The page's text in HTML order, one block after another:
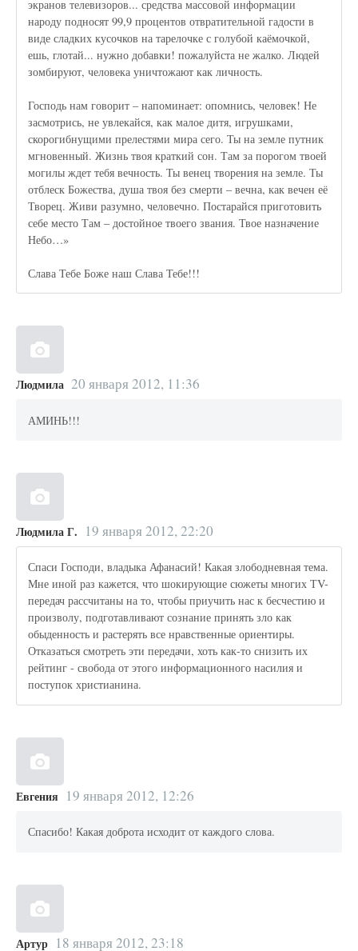
экранов телевизоров... средства массовой информации
народу подносят 99,9 процентов отвратительной гадости в
виде сладких кусочков на тарелочке с голубой каёмочкой,
ешь, глотай... нужно добавки! пожалуйста не жалко. Людей
зомбируют, человека уничтожают как личность.
Господь нам говорит – напоминает: опомнись, человек! Не
засмотрись, не увлекайся, как малое дитя, игрушками,
скорогибнущими прелестями мира сего. Ты на земле путник
мгновенный. Жизнь твоя краткий сон. Там за порогом твоей
могилы ждет тебя вечность. Ты венец творения на земле. Ты
отблеск Божества, душа твоя без смерти – вечна, как вечен её
Творец. Живи разумно, человечно. Постарайся приготовить
себе место Там – достойное твоего звания. Твое назначение
Небо…»
Слава Тебе Боже наш Слава Тебе!!!
Людмила 20 января 2012, 11:36
АМИНЬ!!!
Людмила Г. 19 января 2012, 22:20
Спаси Господи, владыка Афанасий! Какая злободневная тема.
Мне иной раз кажется, что шокирующие сюжеты многих ТV-
передач рассчитаны на то, чтобы приучить нас к бесчестию и
произволу, подготавливают сознание принять зло как
обыденность и растерять все нравственные ориентиры.
Отказаться смотреть эти передачи, хоть как-то снизить их
рейтинг - свобода от этого информационного насилия и
поступок христианина.
Евгения 19 января 2012, 12:26
Спасибо! Какая доброта исходит от каждого слова.
Артур 18 января 2012, 23:18